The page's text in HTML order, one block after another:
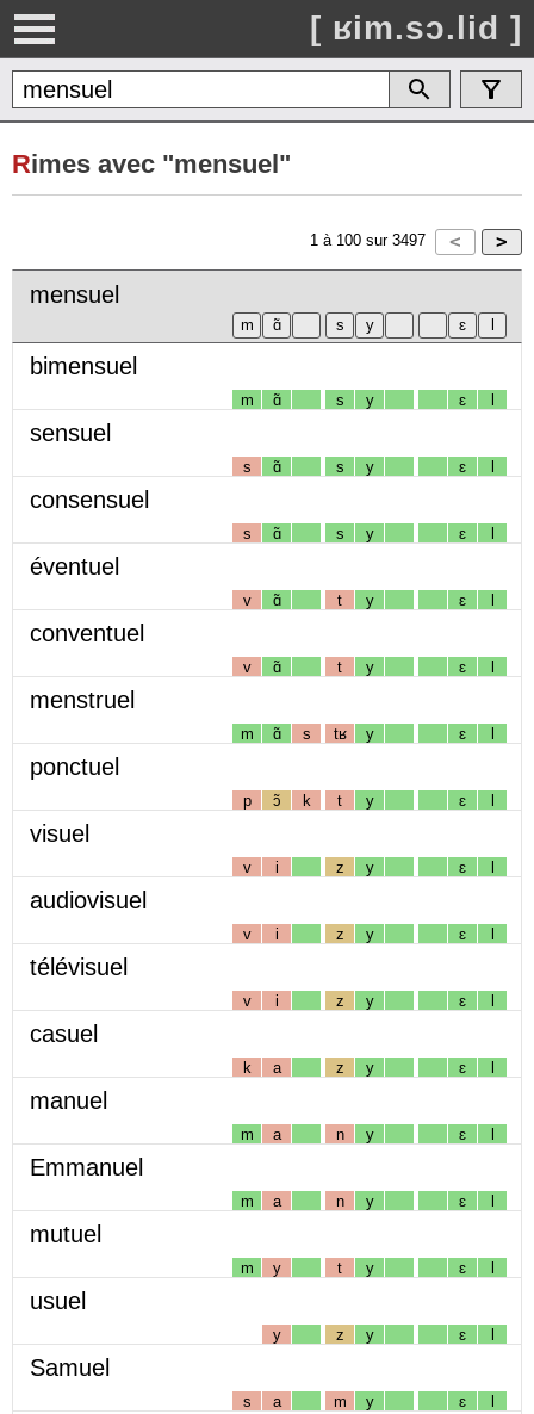
[ ʁim.sɔ.lid ]
Rimes avec "mensuel"
1 à 100 sur 3497
mensuel
bimensuel
m ɑ̃ s y ɛ l
sensuel
s ɑ̃ s y ɛ l
consensuel
s ɑ̃ s y ɛ l
éventuel
v ɑ̃ t y ɛ l
conventuel
v ɑ̃ t y ɛ l
menstruel
m ɑ̃ s tʁ y ɛ l
ponctuel
p ɔ̃ k t y ɛ l
visuel
v i z y ɛ l
audiovisuel
v i z y ɛ l
télévisuel
v i z y ɛ l
casuel
k a z y ɛ l
manuel
m a n y ɛ l
Emmanuel
m a n y ɛ l
mutuel
m y t y ɛ l
usuel
y z y ɛ l
Samuel
s a m y ɛ l